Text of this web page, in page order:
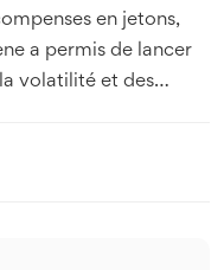
en jetons,
a permis de lancer
volatilité et des